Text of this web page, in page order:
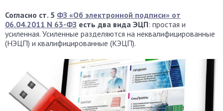
Согласно ст. 5 ФЗ «Об электронной подписи» от
06.04.2011 N 63-ФЗ есть два вида ЭЦП: простая и
усиленная. Усиленные разделяются на неквалифицированные
(НЭЦП) и квалифицированные (КЭЦП).